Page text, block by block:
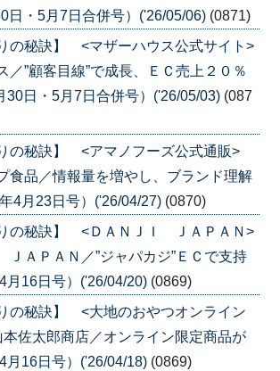
日・5月7日合併号）('26/05/06) (0871)
の秘訣】 <マザーハウス公式サイト>
”顧客目線”で成長、ＥＣ売上２０％
30日・5月7日合併号）('26/05/03) (087
りの秘訣】 <アマノフーズ公式通販>
食品／情報量を増やし、ブランド理解
4月23日号）('26/04/27) (0870)
りの秘訣】 <ＤＡＮＪＩ ＪＡＰＡＮ>
ＡＰＡＮ／”ジャパカジ”ＥＣで支持
月16日号）('26/04/20) (0869)
の秘訣】 <大地のおやつオンライン
佐太郎商店／オンライン限定商品が
月16日号）('26/04/18) (0869)